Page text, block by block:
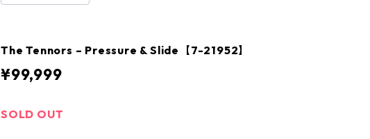
The Tennors – Pressure & Slide【7-21952】
¥99,999
SOLD OUT